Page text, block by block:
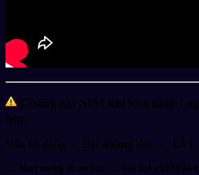
Chống kẹt SIM khi xóa máy /
lưu:
Vào Di động → Bật đường dây → TẮT
→ làm xong thao tác → bật lại eSIM là